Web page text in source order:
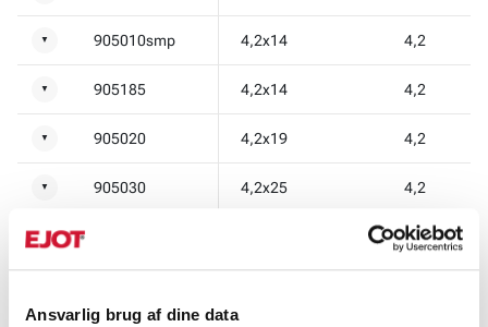
Ansvarlig brug af dine data
▼ 905010smp 4,2x14 4,2
▼ 905185 4,2x14 4,2
▼ 905020 4,2x19 4,2
▼ 905030 4,2x25 4,2
4,2